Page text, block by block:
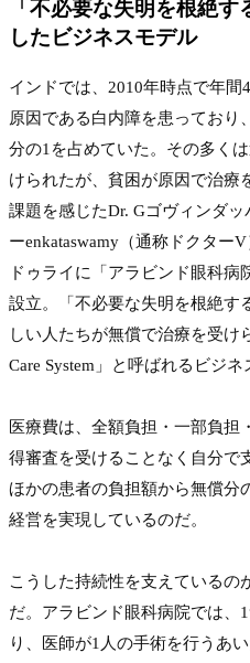
「不必要な失明を根絶
したビジネスモデル
インドでは、2010年時点で年
原因である白内障を患っており
分の1を占めていた。その多く
けられたが、貧困が原因で治療
課題を感じたDr. Gゴヴィンダ
ーenkataswamy（通称ドクター
ドゥライに「アラビンド眼科病
設立。「不必要な失明を根絶す
しい人たちが無償で治療を受け
Care System」と呼ばれるビジネ
医療費は、全額負担・一部負担
得審査を受けることなく自分で
ほかの患者の負担額から無償分
経営を実現しているのだ。
こうした持続性を支えているの
だ。アラビンド眼科病院では、
り、医師が1人の手術を行うあ